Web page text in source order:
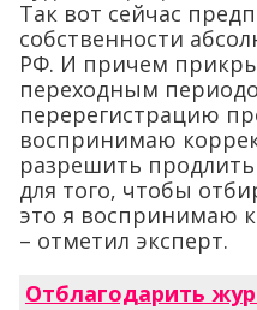
Так вот сейчас
собственности
РФ. И причем
переходным
перерегистрацию
воспринимаю
разрешить
для того, чтобы
это я воспринимаю
– отметил эксперт.
Отблагодарить